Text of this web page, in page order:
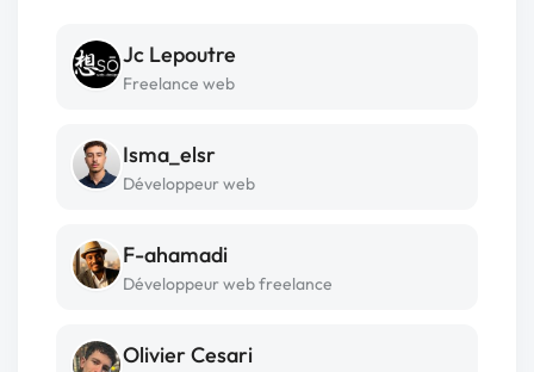
Jc Lepoutre
Freelance web
Isma_elsr
Développeur web
F-ahamadi
Développeur web freelance
Olivier Cesari